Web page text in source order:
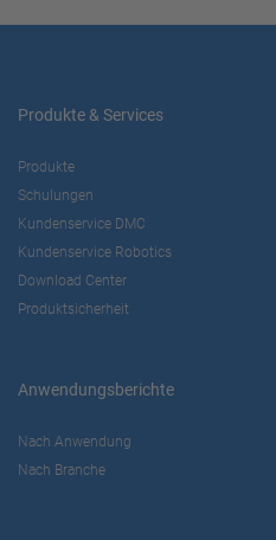
Yaskawa, Service, Sales
90411 Nürnberg
KONTAKT
CONTROLS SUPPORT (VIPA)
DRIVES MOTION SUPPORT
Produkte & Services
Produkte
Schulungen
Kundenservice DMC
Kundenservice Robotics
Download Center
Produktsicherheit
Anwendungsberichte
Nach Anwendung
Nach Branche